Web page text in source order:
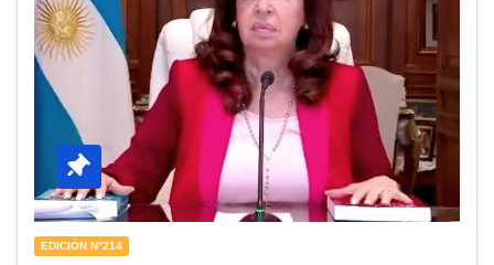
EDICIÓN N°214